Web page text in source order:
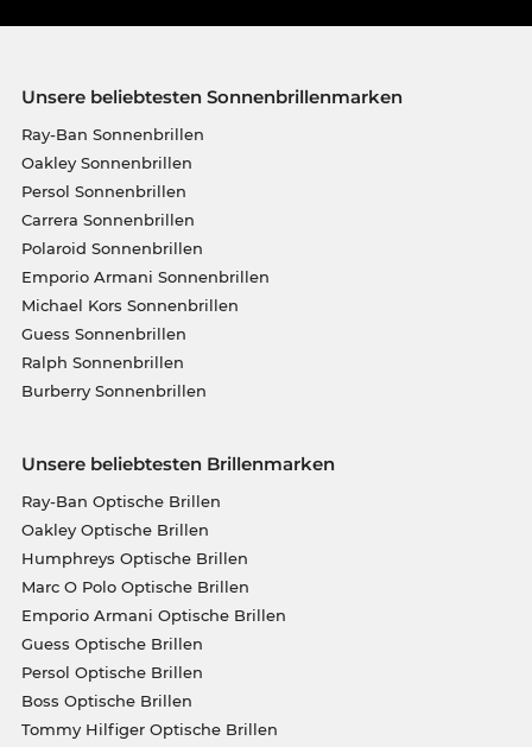
Unsere beliebtesten Sonnenbrillenmarken
Ray-Ban Sonnenbrillen
Oakley Sonnenbrillen
Persol Sonnenbrillen
Carrera Sonnenbrillen
Polaroid Sonnenbrillen
Emporio Armani Sonnenbrillen
Michael Kors Sonnenbrillen
Guess Sonnenbrillen
Ralph Sonnenbrillen
Burberry Sonnenbrillen
Unsere beliebtesten Brillenmarken
Ray-Ban Optische Brillen
Oakley Optische Brillen
Humphreys Optische Brillen
Marc O Polo Optische Brillen
Emporio Armani Optische Brillen
Guess Optische Brillen
Persol Optische Brillen
Boss Optische Brillen
Tommy Hilfiger Optische Brillen